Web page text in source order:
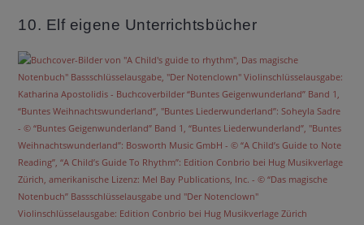
10. Elf eigene Unterrichtsbücher